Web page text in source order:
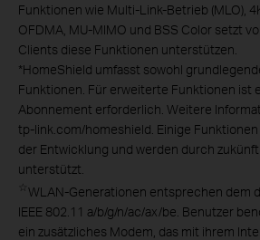
Funktionen wie Multi-Link-Betrieb (MLO),
OFDMA, MU-MIMO und BSS Color setzt
Clients diese Funktionen unterstützen.
*HomeShield umfasst sowohl
Funktionen. Für erweiterte Funktionen ist
Abonnement erforderlich. Weitere
tp-link.com/homeshield. Einige
der Entwicklung und werden durch
unterstützt.
☆ WLAN-Generationen entsprechen dem
IEEE 802.11 a/b/g/n/ac/ax/be. Benutzer
ein zusätzliches Modem, das mit ihrem